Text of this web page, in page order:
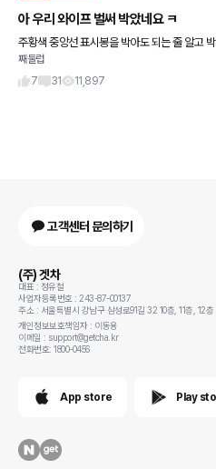
아 우리 와이프 벌써 박았네요 ㅋ
주황색 중앙선 표시봉을 박아도 되는 줄 알고 박았다네
혔는데.. 저정도면 싸게 고치려나;;
째둘럽
7
31 11,897
고객센터 문의하기
(주) 겟차
대표 : 정유철
사업자등록번호 : 243-87-00137
주소 : 서울특별시 강남구 삼성로91길 32 10층, 11층, 12층
개인정보보호책임자 : 이동용
이메일 : support@getcha.kr
전화번호: 1800-0456
App store Play